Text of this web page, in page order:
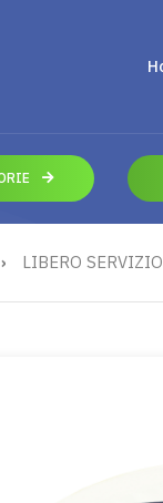
› LIBERO SERVIZIO